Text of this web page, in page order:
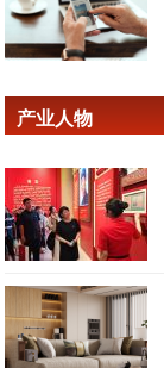
产业人物